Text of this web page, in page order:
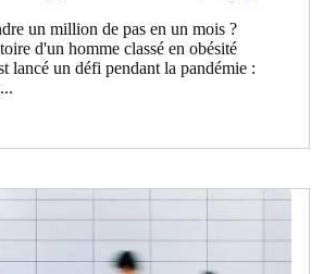
un million de pas en un mois ?
d'un homme classé en obésité
lancé un défi pendant la pandémie :